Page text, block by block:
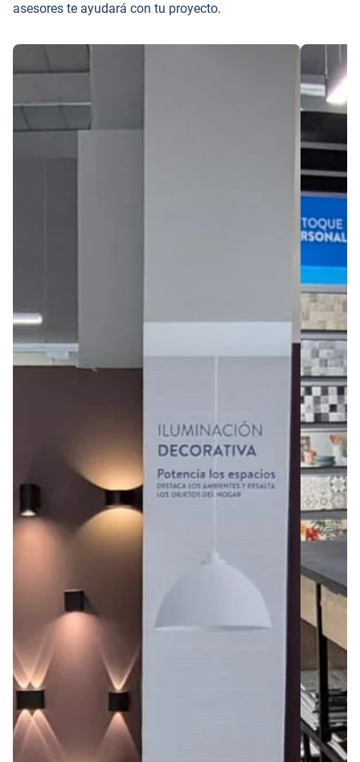
asesores te ayudará con tu proyecto.